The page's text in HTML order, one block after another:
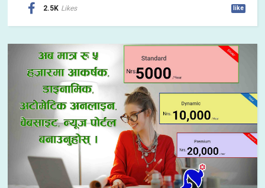
2.5K Likes like